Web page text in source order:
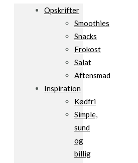
Opskrifter
Smoothies
Snacks
Frokost
Salat
Aftensmad
Inspiration
Kødfri
Simple,
sund
og
billig